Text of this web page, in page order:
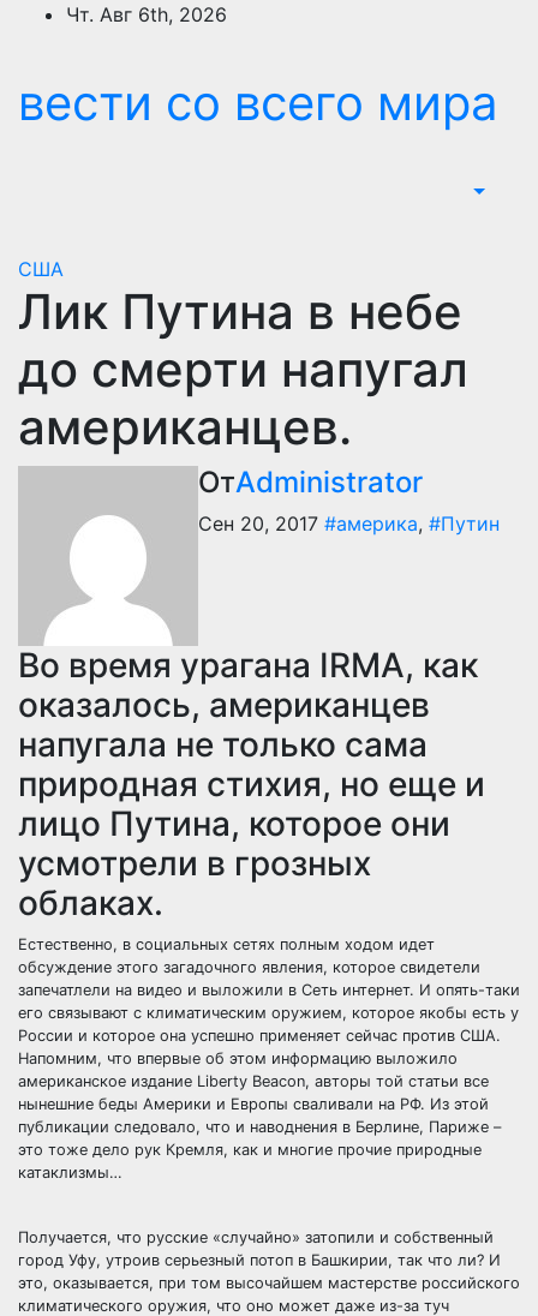
ПерейтиЧт. Авг 6th, 2026
вести со всего мира
США
Лик Путина в небе
до смерти напугал
американцев.
ОтAdministrator
Сен 20, 2017 #америка, #Путин
Во время урагана IRMA, как
оказалось, американцев
напугала не только сама
природная стихия, но еще и
лицо Путина, которое они
усмотрели в грозных
облаках.
Естественно, в социальных сетях полным ходом идет
обсуждение этого загадочного явления, которое свидетели
запечатлели на видео и выложили в Сеть интернет. И опять-таки
его связывают с климатическим оружием, которое якобы есть у
России и которое она успешно применяет сейчас против США.
Напомним, что впервые об этом информацию выложило
американское издание Liberty Beacon, авторы той статьи все
нынешние беды Америки и Европы сваливали на РФ. Из этой
публикации следовало, что и наводнения в Берлине, Париже –
это тоже дело рук Кремля, как и многие прочие природные
катаклизмы…
Получается, что русские «случайно» затопили и собственный
город Уфу, утроив серьезный потоп в Башкирии, так что ли? И
это, оказывается, при том высочайшем мастерстве российского
климатического оружия, что оно может даже из-за туч